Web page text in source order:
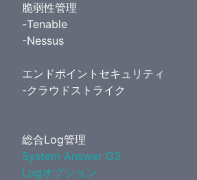
脆弱性管理
-Tenable
-Nessus
エンドポイントセキュリティ
-クラウドストライク
総合Log管理
System Answer G3
Logオプション